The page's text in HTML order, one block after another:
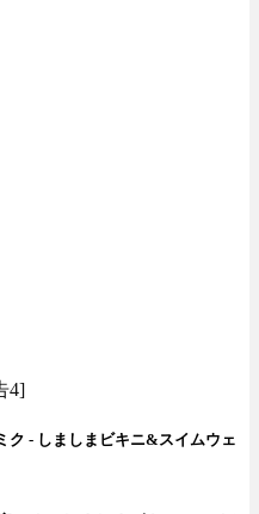
4]
ク - しましまビキニ&スイムウェ